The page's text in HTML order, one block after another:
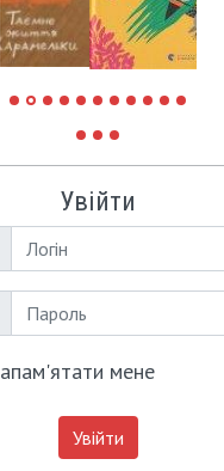
Увійти
мене
Увійти